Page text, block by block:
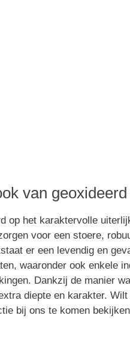
van
op het karaktervolle
voor een stoere,
er een levendig en
waaronder ook enkele
Dankzij de manier
diepte en karakter.
bij ons te komen